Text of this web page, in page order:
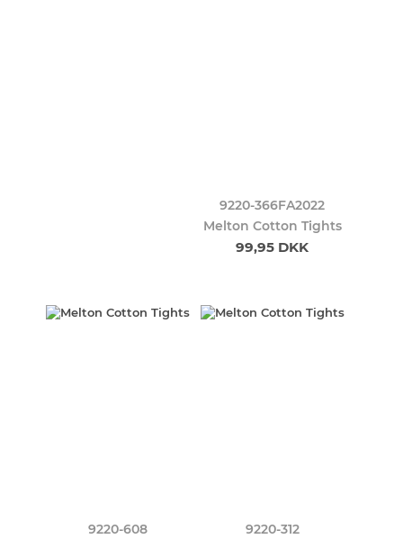
9220-366FA2022
Melton Cotton Tights
99,95 DKK
9220-608
9220-312